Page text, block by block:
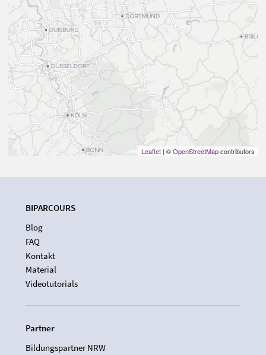
Leaflet | ©OpenStreetMapcontributors
BIPARCOURS
Blog
FAQ
Kontakt
Material
Videotutorials
Partner
Bildungspartner NRW